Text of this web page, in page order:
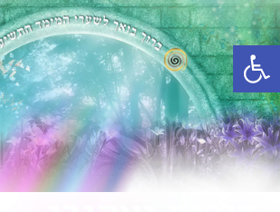
פתח סרגל נגישות